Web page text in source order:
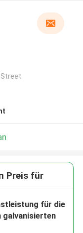
Preis für
für die
galvanisierten